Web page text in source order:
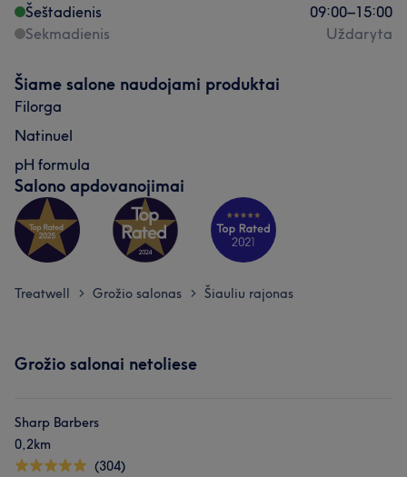
Šeštadienis
09:00–15:00
Sekmadienis
Uždaryta
Šiame salone naudojami produktai
Filorga
Natinuel
pH formula
Salono apdovanojimai
Treatwell > Grožio salonas > Šiauliu rajonas
Grožio salonai netoliese
Sharp Barbers
0,2km
(304)